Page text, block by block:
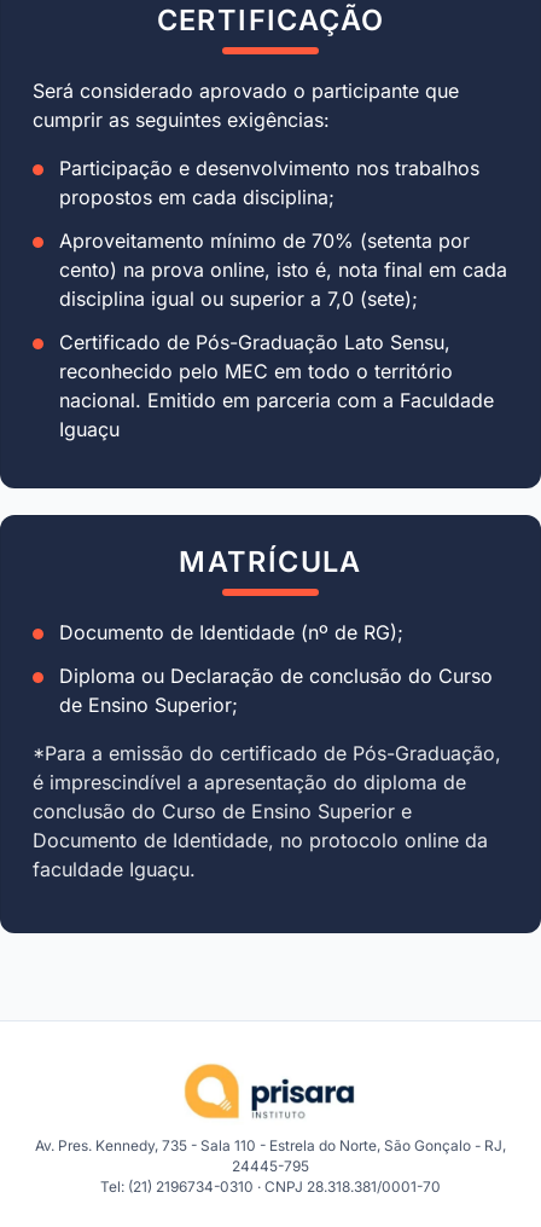
CERTIFICAÇÃO
Será considerado aprovado o participante que
cumprir as seguintes exigências:
Participação e desenvolvimento nos trabalhos
propostos em cada disciplina;
Aproveitamento mínimo de 70% (setenta por
cento) na prova online, isto é, nota final em cada
disciplina igual ou superior a 7,0 (sete);
Certificado de Pós-Graduação Lato Sensu,
reconhecido pelo MEC em todo o território
nacional. Emitido em parceria com a Faculdade
Iguaçu
MATRÍCULA
Documento de Identidade (nº de RG);
Diploma ou Declaração de conclusão do Curso
de Ensino Superior;
*Para a emissão do certificado de Pós-Graduação,
é imprescindível a apresentação do diploma de
conclusão do Curso de Ensino Superior e
Documento de Identidade, no protocolo online da
faculdade Iguaçu.
Av. Pres. Kennedy, 735 - Sala 110 - Estrela do Norte, São Gonçalo - RJ,
24445-795
Tel: (21) 2196734-0310 · CNPJ 28.318.381/0001-70